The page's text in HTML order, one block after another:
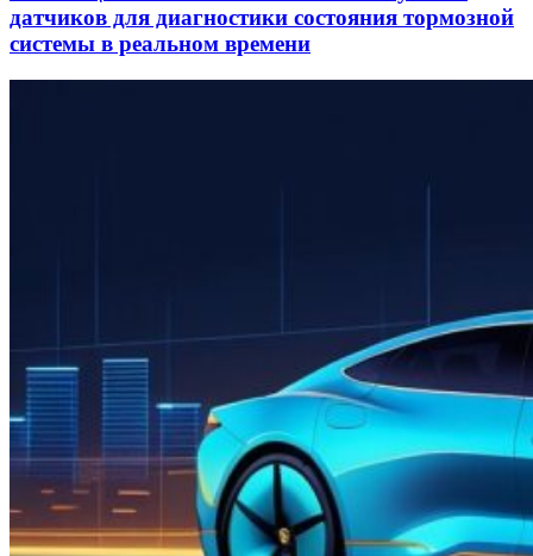
датчиков для диагностики состояния тормозной
системы в реальном времени